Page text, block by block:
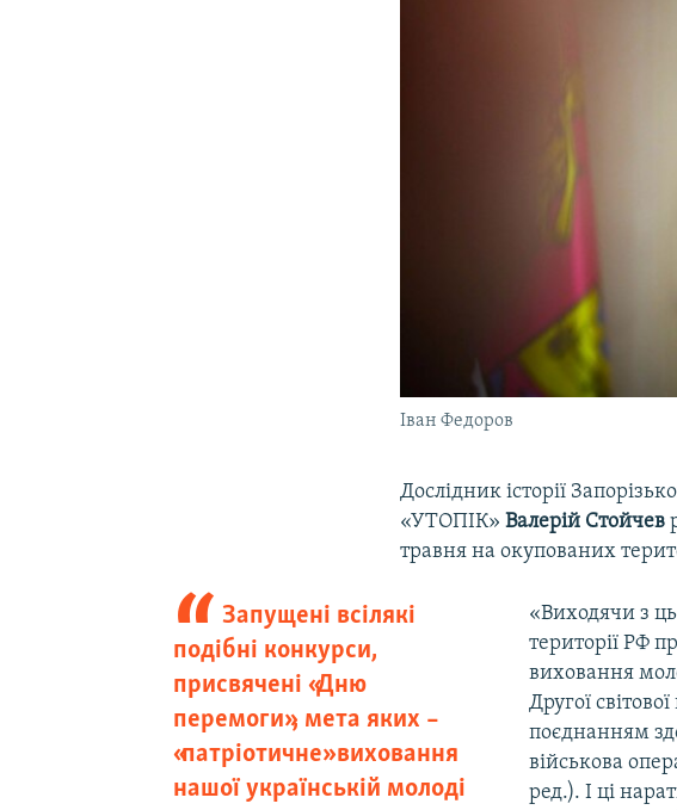
Іван Федоров
Дослідник історії
«УТОПІК»Валерій Стойчев
травня на окупованих
Запущені всілякі
подібні конкурси,
присвячені «Дню
перемоги», мета яких –
«патріотичне» виховання
нашої українській молоді
«Виходячи з
території РФ
виховання
Другої
поєднанням
військова
ред.). І ці